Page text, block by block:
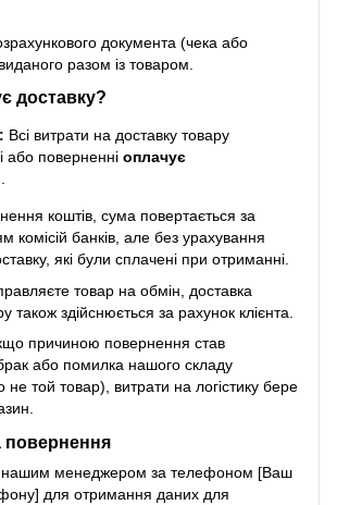
документа (чека або
разом із товаром.
доставку?
Всі витрати на доставку товару
або поверненні оплачує
.
коштів, сума повертається за
комісій банків, але без урахування
які були сплачені при отриманні.
товар на обмін, доставка
також здійснюється за рахунок клієнта.
причиною повернення став
або помилка нашого складу
не той товар), витрати на логістику бере
повернення
з нашим менеджером за телефоном [Ваш
для отримання даних для